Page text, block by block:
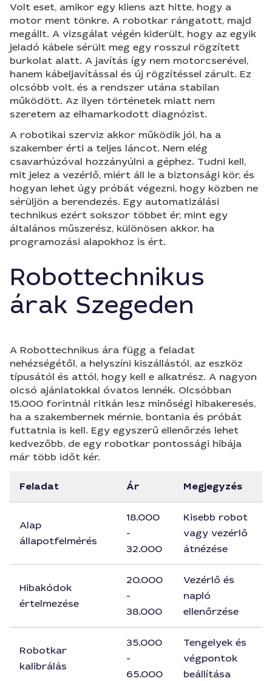
Volt eset, amikor egy kliens azt hitte, hogy a
motor ment tönkre. A robotkar rángatott, majd
megállt. A vizsgálat végén kiderült, hogy az egyik
jeladó kábele sérült meg egy rosszul rögzített
burkolat alatt. A javítás így nem motorcserével,
hanem kábeljavítással és új rögzítéssel zárult. Ez
olcsóbb volt, és a rendszer utána stabilan
működött. Az ilyen történetek miatt nem
szeretem az elhamarkodott diagnózist.
A robotikai szerviz akkor működik jól, ha a
szakember érti a teljes láncot. Nem elég
csavarhúzóval hozzányúlni a géphez. Tudni kell,
mit jelez a vezérlő, miért áll le a biztonsági kör, és
hogyan lehet úgy próbát végezni, hogy közben ne
sérüljön a berendezés. Egy automatizálási
technikus ezért sokszor többet ér, mint egy
általános műszerész, különösen akkor, ha
programozási alapokhoz is ért.
Robottechnikus
árak Szegeden
A Robottechnikus ára függ a feladat
nehézségétől, a helyszíni kiszállástól, az eszköz
típusától és attól, hogy kell e alkatrész. A nagyon
olcsó ajánlatokkal óvatos lennék. Olcsóbban
15.000 forintnál ritkán lesz minőségi hibakeresés,
ha a szakembernek mérnie, bontania és próbát
futtatnia is kell. Egy egyszerű ellenőrzés lehet
kedvezőbb, de egy robotkar pontossági hibája
már több időt kér.
Feladat Ár Megjegyzés
Alap
állapotfelmérés
18.000
-
32.000
Kisebb robot
vagy vezérlő
átnézése
Hibakódok
értelmezése
20.000
-
38.000
Vezérlő és
napló
ellenőrzése
Robotkar
kalibrálás
35.000
-
65.000
Tengelyek és
végpontok
beállítása